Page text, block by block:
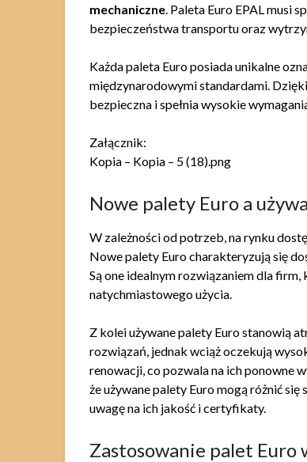
mechaniczne . Paleta Euro EPAL musi
bezpieczeństwa transportu oraz
Każda paleta Euro posiada unikalne
międzynarodowymi standardami.
bezpieczna i spełnia wysokie
Załącznik:
Kopia – Kopia – 5 (18).png
Nowe palety Euro a
W zależności od potrzeb, na rynku
Nowe palety Euro charakteryzują się
Są one idealnym rozwiązaniem dla
natychmiastowego użycia.
Z kolei używane palety Euro stanowią
rozwiązań, jednak wciąż oczekują
renowacji, co pozwala na ich ponowne
że używane palety Euro mogą różnić
uwagę na ich jakość i certyfikaty.
Zastosowanie palet Euro